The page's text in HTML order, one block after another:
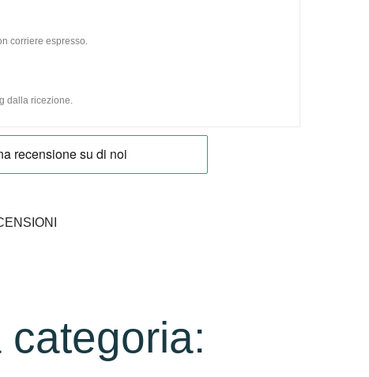
corriere espresso.
dalla ricezione.